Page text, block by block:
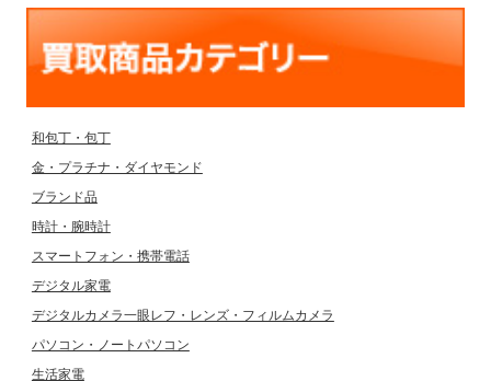
和包丁・包丁
金・プラチナ・ダイヤモンド
ブランド品
時計・腕時計
スマートフォン・携帯電話
デジタル家電
デジタルカメラ一眼レフ・レンズ・フィルムカメラ
パソコン・ノートパソコン
生活家電